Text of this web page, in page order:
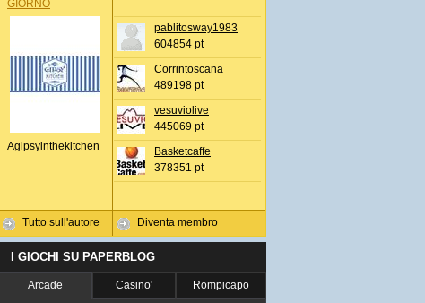
GIORNO
Agipsyinthekitchen
Tutto sull'autore
pablitosway1983
604854 pt
Corrintoscana
489198 pt
vesuviolive
445069 pt
Basketcaffe
378351 pt
Diventa membro
I GIOCHI SU PAPERBLOG
Arcade Casino' Rompicapo